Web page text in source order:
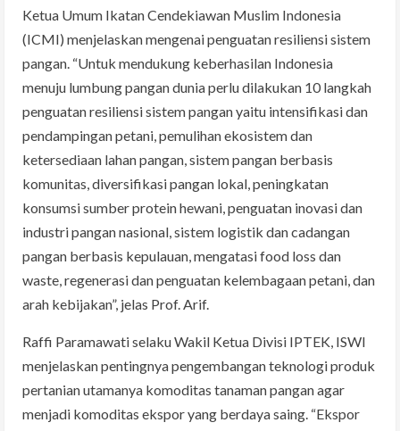
Ketua Umum Ikatan Cendekiawan Muslim Indonesia
(ICMI) menjelaskan mengenai penguatan resiliensi sistem
pangan. “Untuk mendukung keberhasilan Indonesia
menuju lumbung pangan dunia perlu dilakukan 10 langkah
penguatan resiliensi sistem pangan yaitu intensifikasi dan
pendampingan petani, pemulihan ekosistem dan
ketersediaan lahan pangan, sistem pangan berbasis
komunitas, diversifikasi pangan lokal, peningkatan
konsumsi sumber protein hewani, penguatan inovasi dan
industri pangan nasional, sistem logistik dan cadangan
pangan berbasis kepulauan, mengatasi food loss dan
waste, regenerasi dan penguatan kelembagaan petani, dan
arah kebijakan”, jelas Prof. Arif.
Raffi Paramawati selaku Wakil Ketua Divisi IPTEK, ISWI
menjelaskan pentingnya pengembangan teknologi produk
pertanian utamanya komoditas tanaman pangan agar
menjadi komoditas ekspor yang berdaya saing. “Ekspor